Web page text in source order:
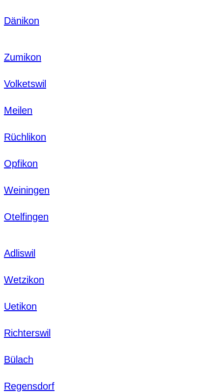
Dänikon
Zumikon
Volketswil
Meilen
Rüchlikon
Opfikon
Weiningen
Otelfingen
Adliswil
Wetzikon
Uetikon
Richterswil
Bülach
Regensdorf